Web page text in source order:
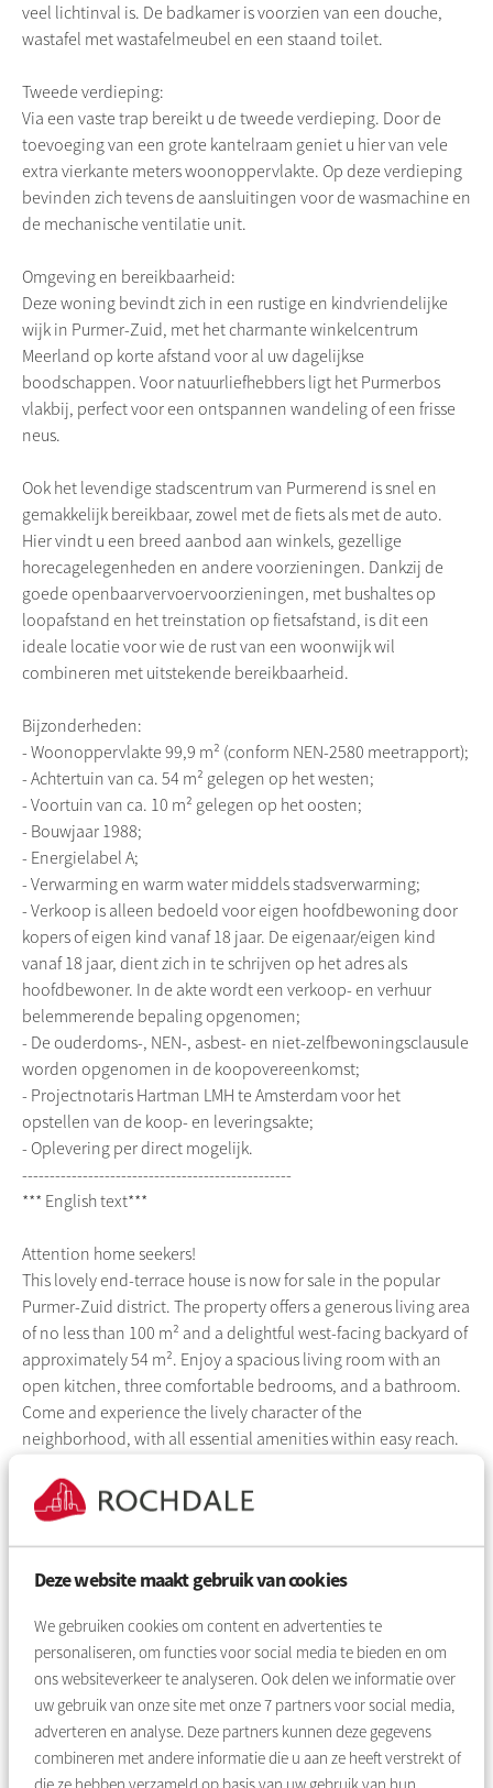
Deze website maakt gebruik van cookies
We gebruiken cookies om content en advertenties te
personaliseren, om functies voor social media te bieden en om
ons websiteverkeer te analyseren. Ook delen we informatie over
uw gebruik van onze site met onze7 partners voor social media,
adverteren en analyse. Deze partners kunnen deze gegevens
combineren met andere informatie die u aan ze heeft verstrekt of
veel lichtinval is. De badkamer is voorzien van een douche,
wastafel met wastafelmeubel en een staand toilet.
Tweede verdieping:
Via een vaste trap bereikt u de tweede verdieping. Door de
toevoeging van een grote kantelraam geniet u hier van vele
extra vierkante meters woonoppervlakte. Op deze verdieping
bevinden zich tevens de aansluitingen voor de wasmachine en
de mechanische ventilatie unit.
Omgeving en bereikbaarheid:
Deze woning bevindt zich in een rustige en kindvriendelijke
wijk in Purmer-Zuid, met het charmante winkelcentrum
Meerland op korte afstand voor al uw dagelijkse
boodschappen. Voor natuurliefhebbers ligt het Purmerbos
vlakbij, perfect voor een ontspannen wandeling of een frisse
neus.
Ook het levendige stadscentrum van Purmerend is snel en
gemakkelijk bereikbaar, zowel met de fiets als met de auto.
Hier vindt u een breed aanbod aan winkels, gezellige
horecagelegenheden en andere voorzieningen. Dankzij de
goede openbaarvervoervoorzieningen, met bushaltes op
loopafstand en het treinstation op fietsafstand, is dit een
ideale locatie voor wie de rust van een woonwijk wil
combineren met uitstekende bereikbaarheid.
Bijzonderheden:
- Woonoppervlakte 99,9 m² (conform NEN-2580 meetrapport);
- Achtertuin van ca. 54 m² gelegen op het westen;
- Voortuin van ca. 10 m² gelegen op het oosten;
- Bouwjaar 1988;
- Energielabel A;
- Verwarming en warm water middels stadsverwarming;
- Verkoop is alleen bedoeld voor eigen hoofdbewoning door
kopers of eigen kind vanaf 18 jaar. De eigenaar/eigen kind
vanaf 18 jaar, dient zich in te schrijven op het adres als
hoofdbewoner. In de akte wordt een verkoop- en verhuur
belemmerende bepaling opgenomen;
- De ouderdoms-, NEN-, asbest- en niet-zelfbewoningsclausule
worden opgenomen in de koopovereenkomst;
- Projectnotaris Hartman LMH te Amsterdam voor het
opstellen van de koop- en leveringsakte;
- Oplevering per direct mogelijk.
-------------------------------------------------
*** English text***
Attention home seekers!
This lovely end-terrace house is now for sale in the popular
Purmer-Zuid district. The property offers a generous living area
of no less than 100 m² and a delightful west-facing backyard of
approximately 54 m². Enjoy a spacious living room with an
open kitchen, three comfortable bedrooms, and a bathroom.
Come and experience the lively character of the
neighborhood, with all essential amenities within easy reach.
Layout
Ground floor:
You enter the property through the front garden and arrive at
the front door. Inside, the hallway provides access to the meter
cupboard, a separate toilet with hand basin, the staircase to
the first floor, and the living room. The bright through-living
room benefits from large windows on both sides. The open
kitchen is directly connected to the living room and is
equipped with built-in appliances. In addition, the kitchen
offers ample cupboard space for storage.